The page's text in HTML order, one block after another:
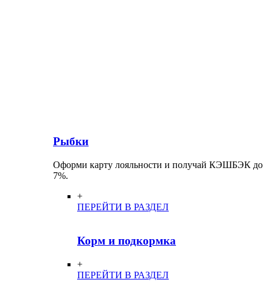
Рыбки
Оформи карту лояльности и получай КЭШБЭК до
7%.
+
ПЕРЕЙТИ В РАЗДЕЛ
Корм и подкормка
+
ПЕРЕЙТИ В РАЗДЕЛ